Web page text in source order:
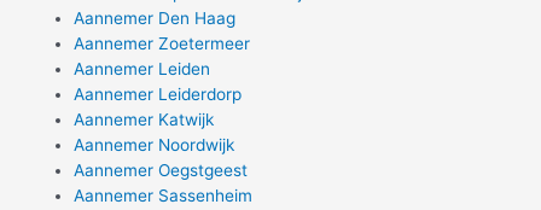
Aannemer Den Haag
Aannemer Zoetermeer
Aannemer Leiden
Aannemer Leiderdorp
Aannemer Katwijk
Aannemer Noordwijk
Aannemer Oegstgeest
Aannemer Sassenheim